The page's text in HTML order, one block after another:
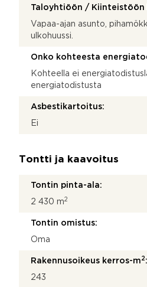
Taloyhtiöön / Kiinteistöön
Vapaa-ajan asunto,
ulkohuussi.
Onko kohteesta
Kohteella ei
energiatodistusta
Asbestikartoitus:
Ei
Tontti ja kaavoitus
Tontin pinta-ala:
2 430 m2
Tontin omistus:
Oma
Rakennusoikeus kerros-m 2 :
243